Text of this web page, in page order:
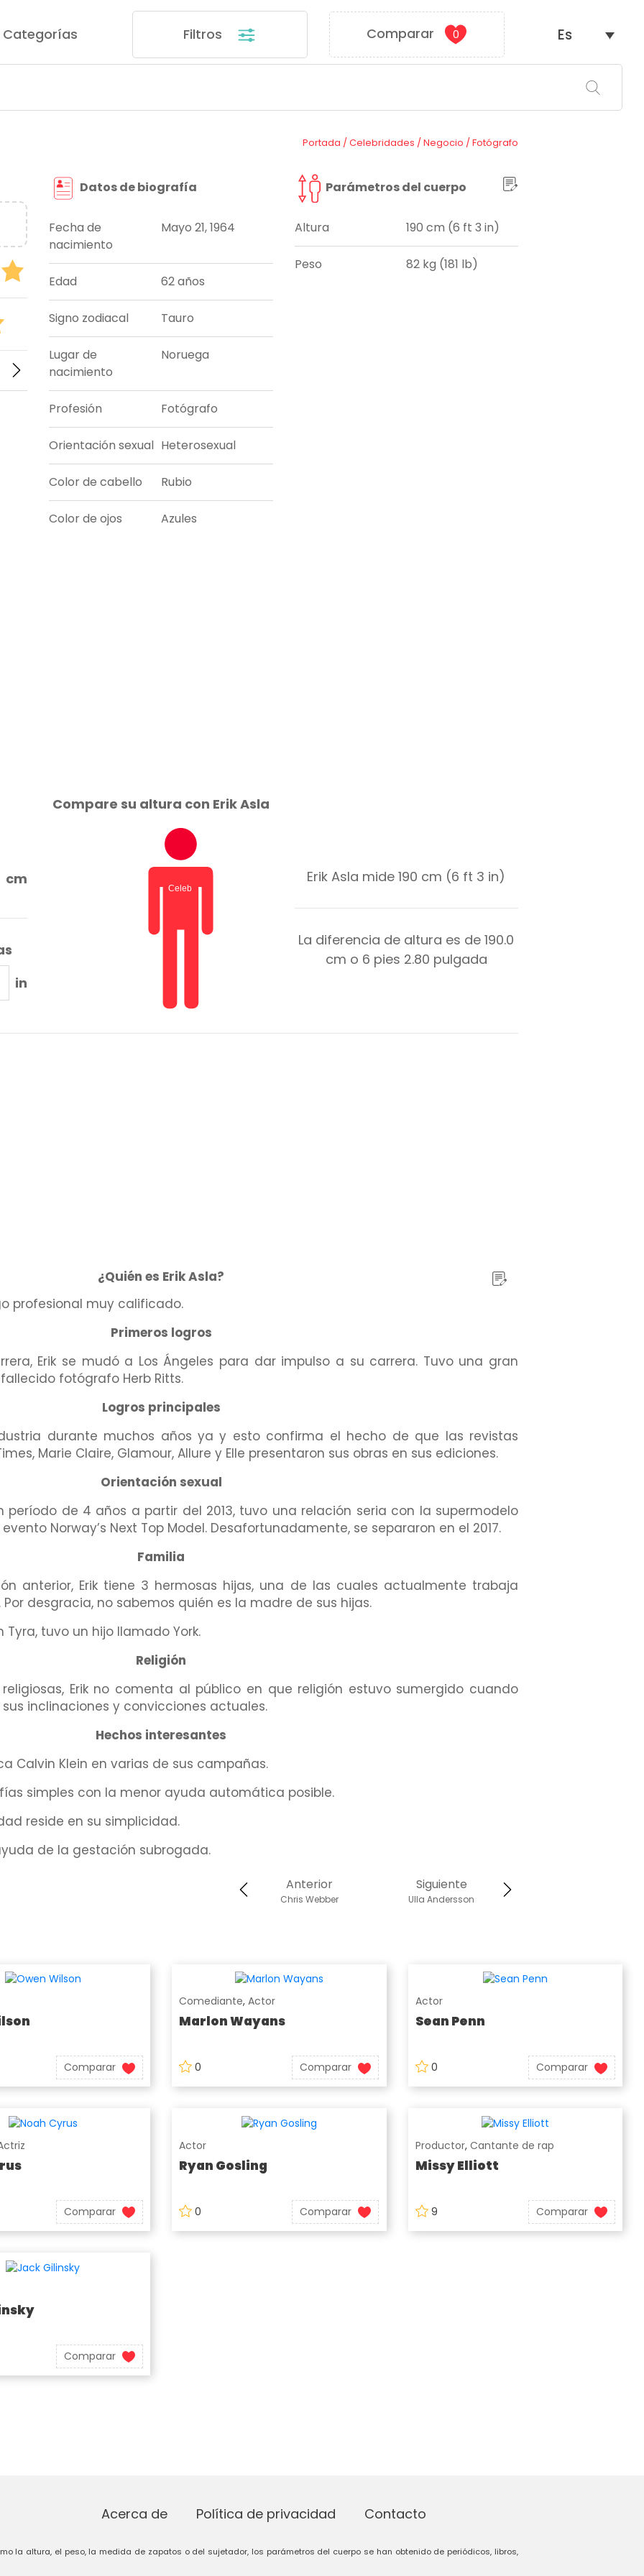
Categorías Filtros Comparar 0 Es
Portada /Celebridades /Negocio /Fotógrafo
Datos de biografía
Fecha de
nacimiento
Mayo 21, 1964
Edad 62 años
Signo zodiacal Tauro
Lugar de
nacimiento
Noruega
Profesión Fotógrafo
Orientación sexual Heterosexual
Color de cabello Rubio
Color de ojos Azules
Parámetros del cuerpo
Altura 190 cm (6 ft 3 in)
Peso 82 kg (181 lb)
Compare su altura con Erik Asla
cm
in
Erik Asla mide 190 cm (6 ft 3 in)
La diferencia de altura es de190.0
cm o 6 pies 2.80 pulgada
¿Quién es Erik Asla?
profesional muy calificado.
Primeros logros
Erik se mudó a Los Ángeles para dar impulso a su carrera. Tuvo una gran
fotógrafo Herb Ritts.
Logros principales
durante muchos años ya y esto confirma el hecho de que las revistas
Marie Claire, Glamour, Allure y Elle presentaron sus obras en sus ediciones.
Orientación sexual
período de 4 años a partir del 2013, tuvo una relación seria con la supermodelo
Norway’s Next Top Model. Desafortunadamente, se separaron en el 2017.
Familia
anterior, Erik tiene 3 hermosas hijas, una de las cuales actualmente trabaja
desgracia, no sabemos quién es la madre de sus hijas.
tuvo un hijo llamado York.
Religión
Erik no comenta al público en que religión estuvo sumergido cuando
inclinaciones y convicciones actuales.
Hechos interesantes
Calvin Klein en varias de sus campañas.
simples con la menor ayuda automática posible.
reside en su simplicidad.
de la gestación subrogada.
Siguiente
Ulla Andersson
Anterior
Chris Webber
Comparar
Comediante, Actor
Marlon Wayans
0 Comparar
Actor
Sean Penn
0 Comparar
Comparar
Actor
Ryan Gosling
0 Comparar
Productor, Cantante de rap
Missy Elliott
9 Comparar
Comparar
Acerca de Política de privacidad Contacto
la altura, el peso, la medida de zapatos o del sujetador, los parámetros del cuerpo se han obtenido de periódicos, libros,